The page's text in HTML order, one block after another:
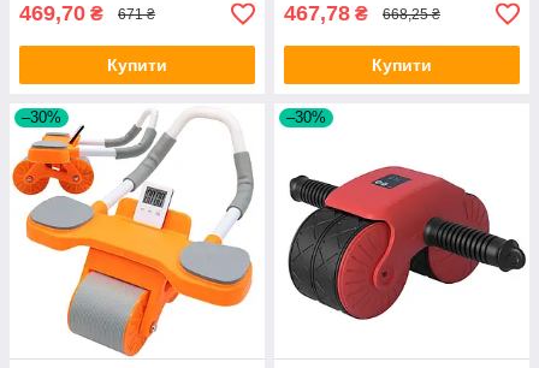
469,70 ₴ 671 ₴
Купити
467,78 ₴ 668,25 ₴
Купити
–30% –30%